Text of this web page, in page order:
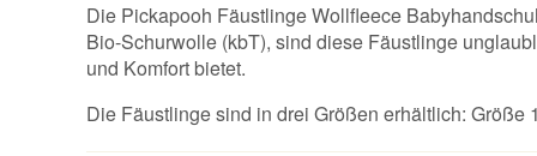
Die Pickapooh Fäustlinge Wollfleece
Bio-Schurwolle (kbT), sind diese Fäustlinge
und Komfort bietet.
Die Fäustlinge sind in drei Größen erhältlich: Größe